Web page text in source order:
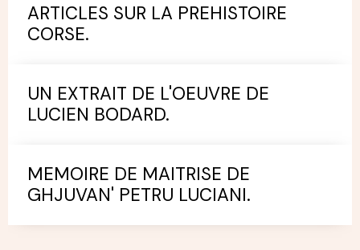
ARTICLES SUR LA PREHISTOIRE
CORSE.
UN EXTRAIT DE L'OEUVRE DE
LUCIEN BODARD.
MEMOIRE DE MAITRISE DE
GHJUVAN' PETRU LUCIANI.